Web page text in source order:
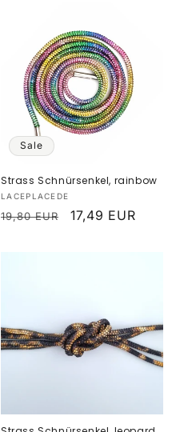
Sale
Strass Schnürsenkel, rainbow
Anbieter:
LACEPLACEDE
Normaler
19,80 EUR Verkaufspreis
17,49 EUR